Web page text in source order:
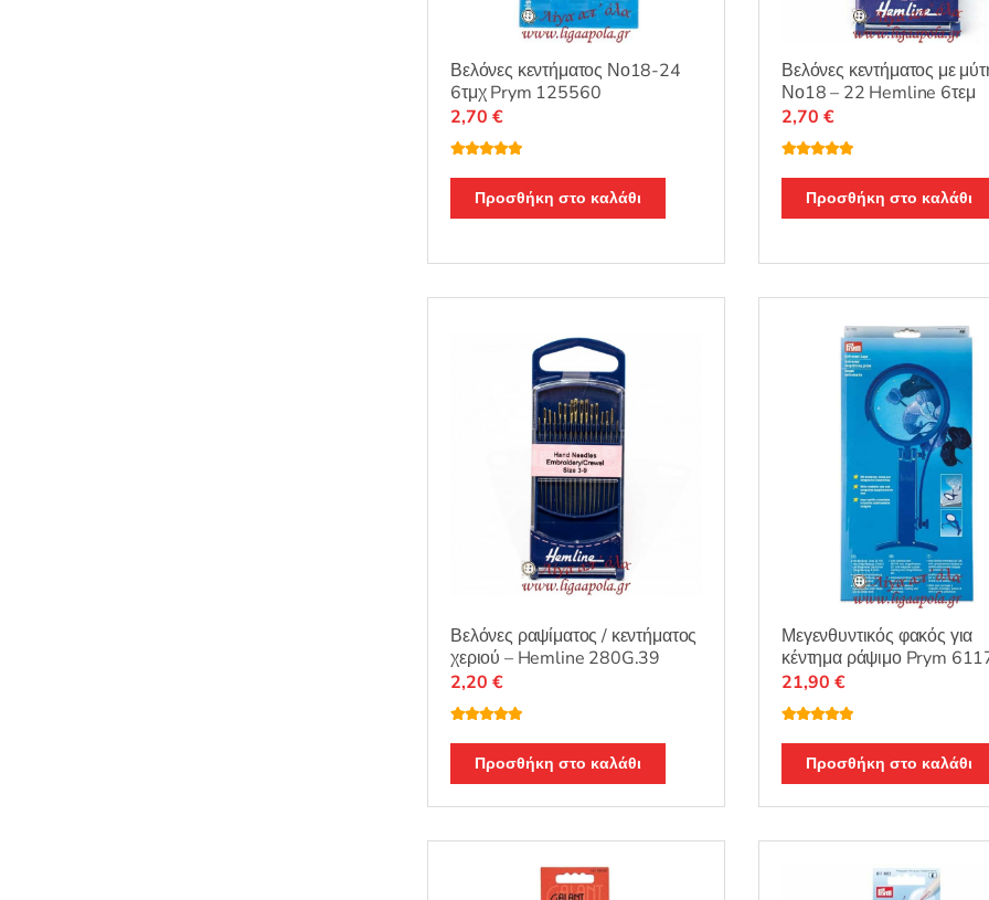
Βελόνες κεντήματος Νο18-24
6τμχ Prym 125560
θηκε με5.00
από 5
2,70 €
Προσθήκη στο καλάθι
Βελόνες κεντήματος με
Νο18 – 22 Hemline 6τεμ
θηκε με5.00
από 5
2,70 €
Προσθήκη στο καλάθι
Βελόνες ραψίματος / κεντήματος
χεριού – Hemline 280G.39
θηκε με5.00
από 5
2,20 €
Προσθήκη στο καλάθι
Μεγενθυντικός φακός για
κέντημα ράψιμο Prym
θηκε με5.00
από 5
21,90 €
Προσθήκη στο καλάθι